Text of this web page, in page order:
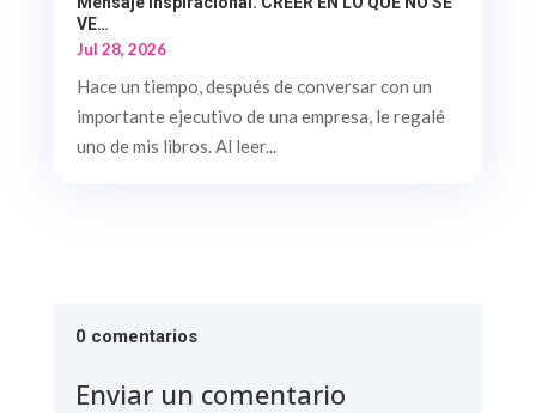
VE…
Jul 28, 2026
Hace un tiempo, después de conversar con un
importante ejecutivo de una empresa, le regalé
uno de mis libros. Al leer...
0 comentarios
Enviar un comentario